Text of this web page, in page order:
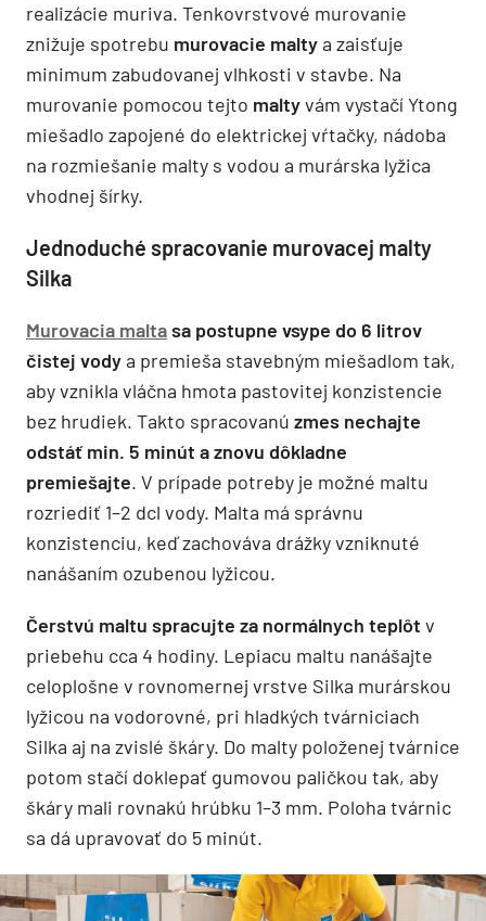
realizácie muriva. Tenkovrstvové murovanie
znižuje spotrebu murovacie maltya zaisťuje
minimum zabudovanej vlhkosti v stavbe. Na
murovanie pomocou tejto maltyvám vystačí Ytong
miešadlo zapojené do elektrickej vŕtačky, nádoba
na rozmiešanie malty s vodou a murárska lyžica
vhodnej šírky.
Jednoduché spracovanie murovacej malty
Silka
Murovacia maltasa postupne vsype do 6 litrov
čistej vodya premieša stavebným miešadlom tak,
aby vznikla vláčna hmota pastovitej konzistencie
bez hrudiek. Takto spracovanú zmes nechajte
odstáť min. 5 minút a znovu dôkladne
premiešajte. V prípade potreby je možné maltu
rozriediť 1–2 dcl vody. Malta má správnu
konzistenciu, keď zachováva drážky vzniknuté
nanášaním ozubenou lyžicou.
Čerstvú maltu spracujte za normálnych teplôt v
priebehu cca 4 hodiny. Lepiacu maltu nanášajte
celoplošne v rovnomernej vrstve Silka murárskou
lyžicou na vodorovné, pri hladkých tvárniciach
Silka aj na zvislé škáry. Do malty položenej tvárnice
potom stačí doklepať gumovou paličkou tak, aby
škáry mali rovnakú hrúbku 1–3 mm. Poloha tvárnic
sa dá upravovať do 5 minút.